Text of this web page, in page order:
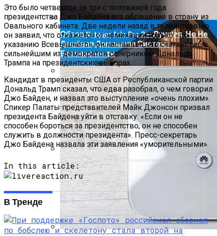
Роллетные Ворота
Барнхаусы: Строительство Под Ключ –
Комфорт И Экологичность
Обзор Netgear Arlo Pro 2 — Лучшая, Но Не
Дешёвая Домашняя Система
Безопасности
Это было четвертое за три с половиной года
президентства Джо Байдена его обращение в страну из
Овального кабинета. Две недели назад в телеинтервью
он заявил, что откажется от номинации только «по
указанию Всевышнего», он настаивал, что считает себя
сильнейшим из демократов соперником Дональда
Трампа на президентских выборах.
Кандидат в президенты США от Республиканской партии
Дональд Трамп сказал, что едва разобрал, о чем говорил
Джо Байден, и назвал это выступление «очень плохим».
Спикер Палаты представителей Майк Джонсон призвал
президента Байдена уйти в отставку: «Если он не
способен бороться за президентство, он не способен
служить в должности президента». Пресс-секретарь
Джо Байдена назвала эти заявления «уморительными».
In this article:
В Тренде